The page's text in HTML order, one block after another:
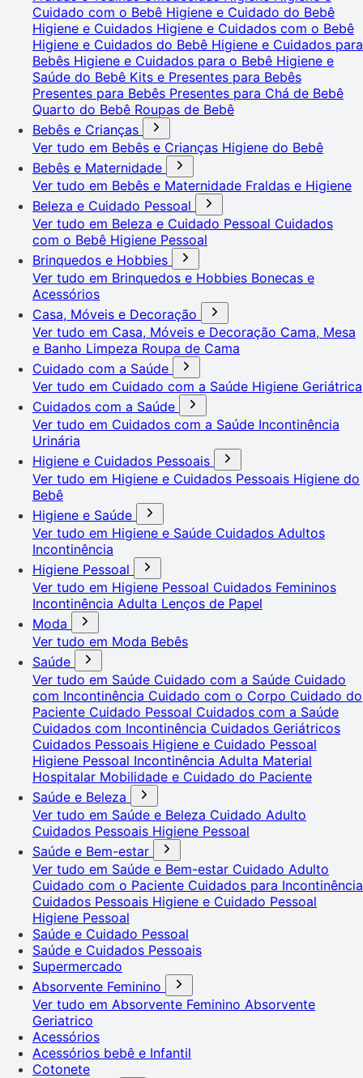
Cuidado com o Bebê Higiene e Cuidado do Bebê
Higiene e Cuidados Higiene e Cuidados com o Bebê
Higiene e Cuidados do Bebê Higiene e Cuidados para
Bebês Higiene e Cuidados para o Bebê Higiene e
Saúde do Bebê Kits e Presentes para Bebês
Presentes para Bebês Presentes para Chá de Bebê
Quarto do Bebê Roupas de Bebê
Bebês e Crianças
Ver tudo em Bebês e Crianças Higiene do Bebê
Bebês e Maternidade
Ver tudo em Bebês e Maternidade Fraldas e Higiene
Beleza e Cuidado Pessoal
Ver tudo em Beleza e Cuidado Pessoal Cuidados
com o Bebê Higiene Pessoal
Brinquedos e Hobbies
Ver tudo em Brinquedos e Hobbies Bonecas e
Acessórios
Casa, Móveis e Decoração
Ver tudo em Casa, Móveis e Decoração Cama, Mesa
e Banho Limpeza Roupa de Cama
Cuidado com a Saúde
Ver tudo em Cuidado com a Saúde Higiene Geriátrica
Cuidados com a Saúde
Ver tudo em Cuidados com a Saúde Incontinência
Urinária
Higiene e Cuidados Pessoais
Ver tudo em Higiene e Cuidados Pessoais Higiene do
Bebê
Higiene e Saúde
Ver tudo em Higiene e Saúde Cuidados Adultos
Incontinência
Higiene Pessoal
Ver tudo em Higiene Pessoal Cuidados Femininos
Incontinência Adulta Lenços de Papel
Moda
Ver tudo em Moda Bebês
Saúde
Ver tudo em Saúde Cuidado com a Saúde Cuidado
com Incontinência Cuidado com o Corpo Cuidado do
Paciente Cuidado Pessoal Cuidados com a Saúde
Cuidados com Incontinência Cuidados Geriátricos
Cuidados Pessoais Higiene e Cuidado Pessoal
Higiene Pessoal Incontinência Adulta Material
Hospitalar Mobilidade e Cuidado do Paciente
Saúde e Beleza
Ver tudo em Saúde e Beleza Cuidado Adulto
Cuidados Pessoais Higiene Pessoal
Saúde e Bem-estar
Ver tudo em Saúde e Bem-estar Cuidado Adulto
Cuidado com o Paciente Cuidados para Incontinência
Cuidados Pessoais Higiene e Cuidado Pessoal
Higiene Pessoal
Saúde e Cuidado Pessoal
Saúde e Cuidados Pessoais
Supermercado
Absorvente Feminino
Ver tudo em Absorvente Feminino Absorvente
Geriatrico
Acessórios
Acessórios bebê e Infantil
Cotonete